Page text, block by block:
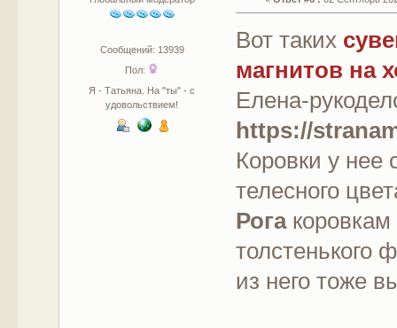
Сообщений: 13939
Пол:
Я - Татьяна. На "ты" - с
удовольствием!
Вот таких
магнитов на
Елена-
https://
Коровки у нее
телесного
Рогакоровкам
толстенького
из него тоже